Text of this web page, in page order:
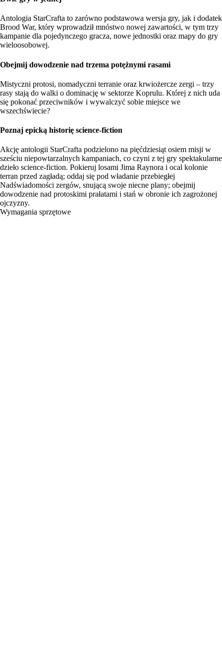
Antologia StarCrafta to zarówno podstawowa wersja gry, jak i dodatek
Brood War, który wprowadził mnóstwo nowej zawartości, w tym trzy
kampanie dla pojedynczego gracza, nowe jednostki oraz mapy do gry
wieloosobowej.
Obejmij dowodzenie nad trzema potężnymi rasami
Mistyczni protosi, nomadyczni terranie oraz krwiożercze zergi – trzy
rasy stają do walki o dominację w sektorze Koprulu. Której z nich uda
się pokonać przeciwników i wywalczyć sobie miejsce we
wszechświecie?
Poznaj epicką historię science-fiction
Akcję antologii StarCrafta podzielono na pięćdziesiąt osiem misji w
sześciu niepowtarzalnych kampaniach, co czyni z tej gry spektakularne
dzieło science-fiction. Pokieruj losami Jima Raynora i ocal kolonie
terran przed zagładą; oddaj się pod władanie przebiegłej
Nadświadomości zergów, snującą swoje niecne plany; obejmij
dowodzenie nad protoskimi prałatami i stań w obronie ich zagrożonej
ojczyzny.
Wymagania sprzętowe